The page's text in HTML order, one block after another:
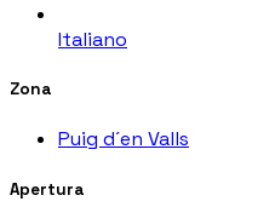
Italiano
Zona
Puig d´en Valls
Apertura